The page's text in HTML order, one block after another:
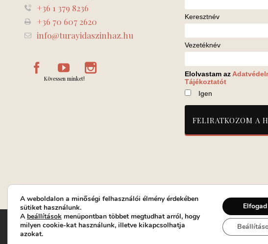
+36 1 379 8236
+36 70 607 2620
info@turayidaszinhaz.hu
Kövessen minket!
Keresztnév
Vezetéknév
Elolvastam az
Tájékoztatót
Igen
Turay Ida Színház Közhasznú Nonprofit Kft. | Működési helyszín: Turay
A weboldalon a minőségi felhasználói élmény érdekében
sütiket használunk.
A beállítások menüpontban többet megtudhat arról, hogy
milyen cookie-kat használunk, illetve kikapcsolhatja
azokat.
Elfogad